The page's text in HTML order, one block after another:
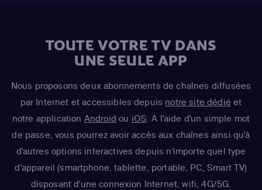
TOUTE VOTRE TV DANS
UNE SEULE APP
Nous proposons deux abonnements de chaînes diffusées
par Internet et accessibles depuis notre site dédié et
notre application Android ou iOS . A l'aide d'un simple mot
de passe, vous pourrez avoir accès aux chaînes ainsi qu'à
d'autres options interactives depuis n'importe quel type
d'appareil (smartphone, tablette, portable, PC, Smart TV)
disposant d'une connexion Internet, wifi, 4G/5G.